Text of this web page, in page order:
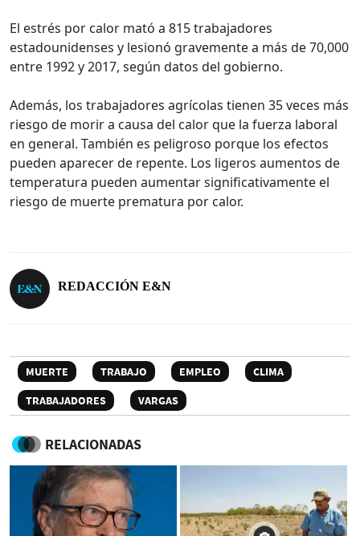
El estrés por calor mató a 815 trabajadores
estadounidenses y lesionó gravemente a más de 70,000
entre 1992 y 2017, según datos del gobierno.
Además, los trabajadores agrícolas tienen 35 veces más
riesgo de morir a causa del calor que la fuerza laboral
en general. También es peligroso porque los efectos
pueden aparecer de repente. Los ligeros aumentos de
temperatura pueden aumentar significativamente el
riesgo de muerte prematura por calor.
REDACCIÓN E&N
MUERTE TRABAJO EMPLEO
CLIMA
TRABAJADORES
VARGAS
RELACIONADAS